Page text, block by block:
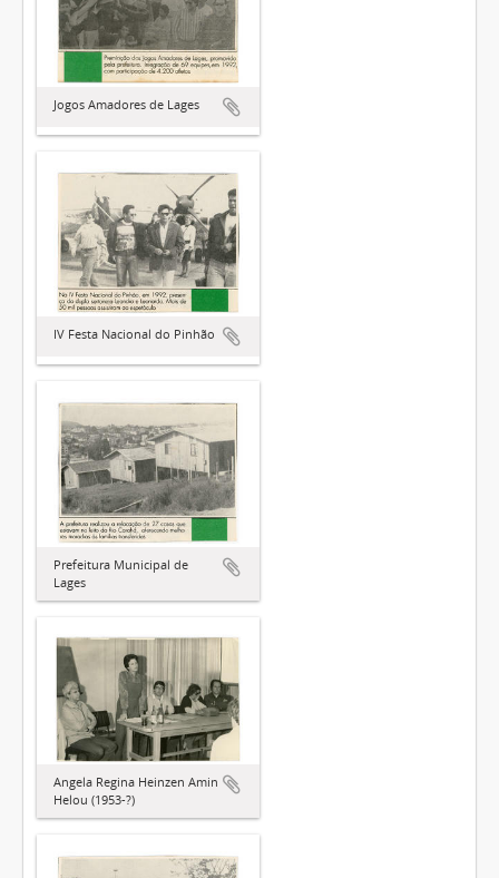
Jogos Amadores de Lages
IV Festa Nacional do Pinhão
Prefeitura Municipal de
Lages
Angela Regina Heinzen Amin
Helou (1953-?)